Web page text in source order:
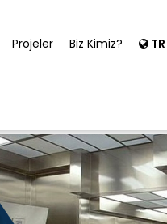
Projeler Biz Kimiz? TR